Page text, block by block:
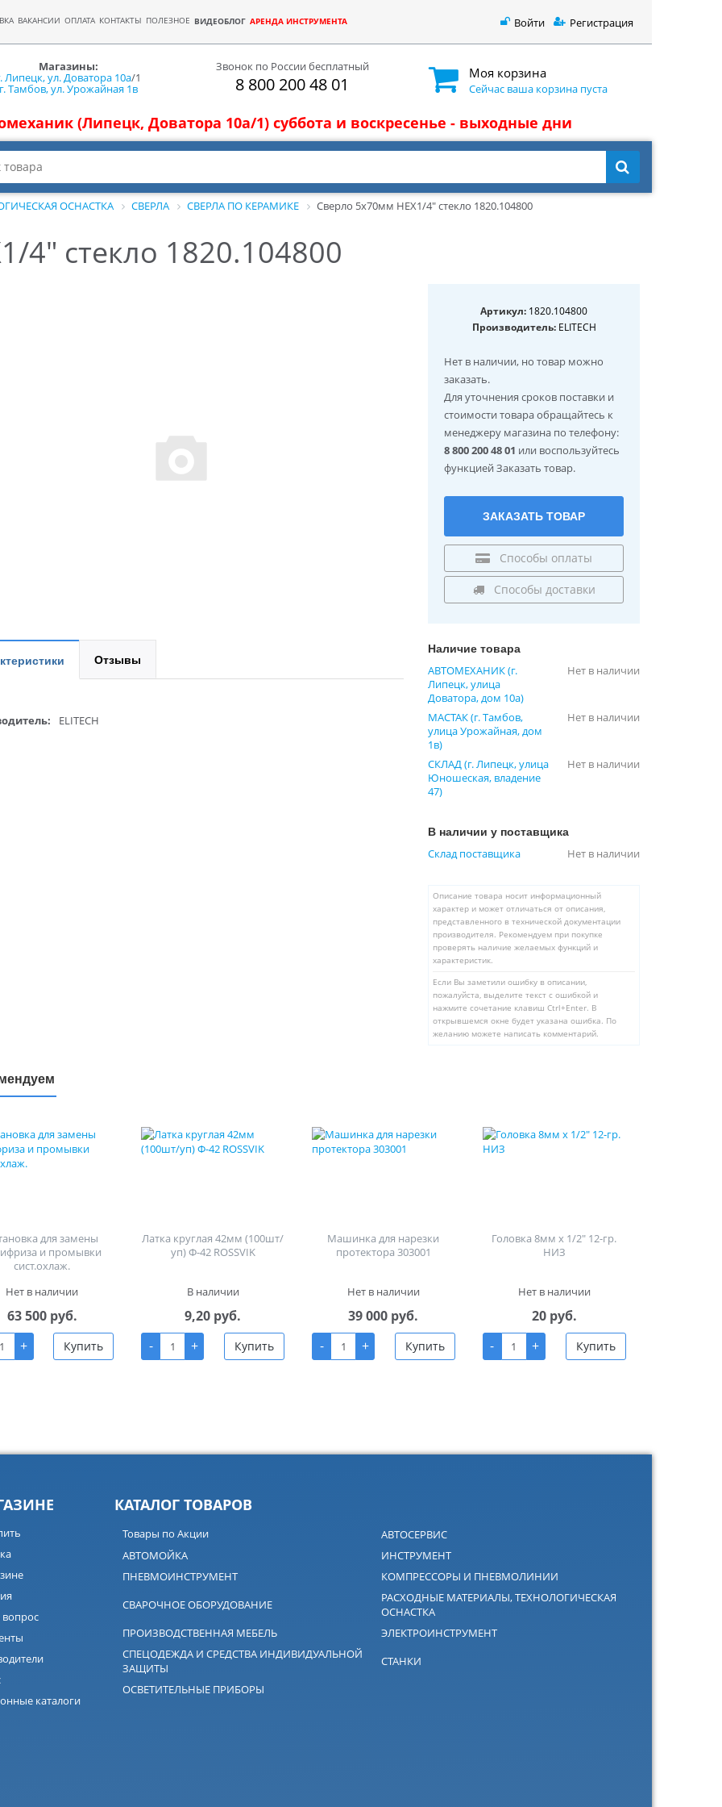
ВАКАНСИИ ОПЛАТА КОНТАКТЫ ПОЛЕЗНОЕ ВИДЕОБЛОГ АРЕНДА ИНСТРУМЕНТА Войти Регистрация
Магазины:
Липецк, ул. Доватора 10а/1
г. Тамбов, ул. Урожайная 1в
Звонок по России бесплатный
8 800 200 48 01
Моя корзина
Сейчас ваша корзина пуста
(Липецк, Доватора 10а/1) суббота и воскресенье - выходные дни
ОСНАСТКА СВЕРЛА СВЕРЛА ПО КЕРАМИКЕ Сверло 5х70мм HEX1/4" стекло 1820.104800
4" стекло 1820.104800
Артикул: 1820.104800
Производитель:ELITECH
Нет в наличии, но товар можно
заказать.
Для уточнения сроков поставки и
стоимости товара обращайтесь к
менеджеру магазина по телефону:
8 800 200 48 01 или воспользуйтесь
функцией Заказать товар.
ЗАКАЗАТЬ ТОВАР
Способы оплаты
Способы доставки
Отзывы
ELITECH
Наличие товара
АВТОМЕХАНИК (г.
Липецк, улица
Доватора, дом 10а)
Нет в наличии
МАСТАК (г. Тамбов,
улица Урожайная, дом
1в)
Нет в наличии
СКЛАД (г. Липецк, улица
Юношеская, владение
47)
Нет в наличии
В наличии у поставщика
Склад поставщика Нет в наличии
Описание товара носит информационный
характер и может отличаться от описания,
представленного в технической документации
производителя. Рекомендуем при покупке
проверять наличие желаемых функций и
характеристик.
Если Вы заметили ошибку в описании,
пожалуйста, выделите текст с ошибкой и
нажмите сочетание клавиш Ctrl+Enter. В
открывшемся окне будет указана ошибка. По
желанию можете написать комментарий.
для замены
и промывки
сист.охлаж.
Нет в наличии
63 500 руб.
+ Купить
Латка круглая 42мм (100шт/
уп) Ф-42 ROSSVIK
В наличии
9,20 руб.
-
+ Купить
Машинка для нарезки
протектора 303001
Нет в наличии
39 000 руб.
-
+ Купить
Головка 8мм х 1/2" 12-гр.
НИЗ
Нет в наличии
20 руб.
-
+ Купить
вопрос
каталоги
КАТАЛОГ ТОВАРОВ
Товары по Акции
АВТОСЕРВИС
АВТОМОЙКА
ИНСТРУМЕНТ
ПНЕВМОИНСТРУМЕНТ
КОМПРЕССОРЫ И ПНЕВМОЛИНИИ
СВАРОЧНОЕ ОБОРУДОВАНИЕ
РАСХОДНЫЕ МАТЕРИАЛЫ, ТЕХНОЛОГИЧЕСКАЯ
ОСНАСТКА
ПРОИЗВОДСТВЕННАЯ МЕБЕЛЬ
ЭЛЕКТРОИНСТРУМЕНТ
СПЕЦОДЕЖДА И СРЕДСТВА ИНДИВИДУАЛЬНОЙ
ЗАЩИТЫ
СТАНКИ
ОСВЕТИТЕЛЬНЫЕ ПРИБОРЫ